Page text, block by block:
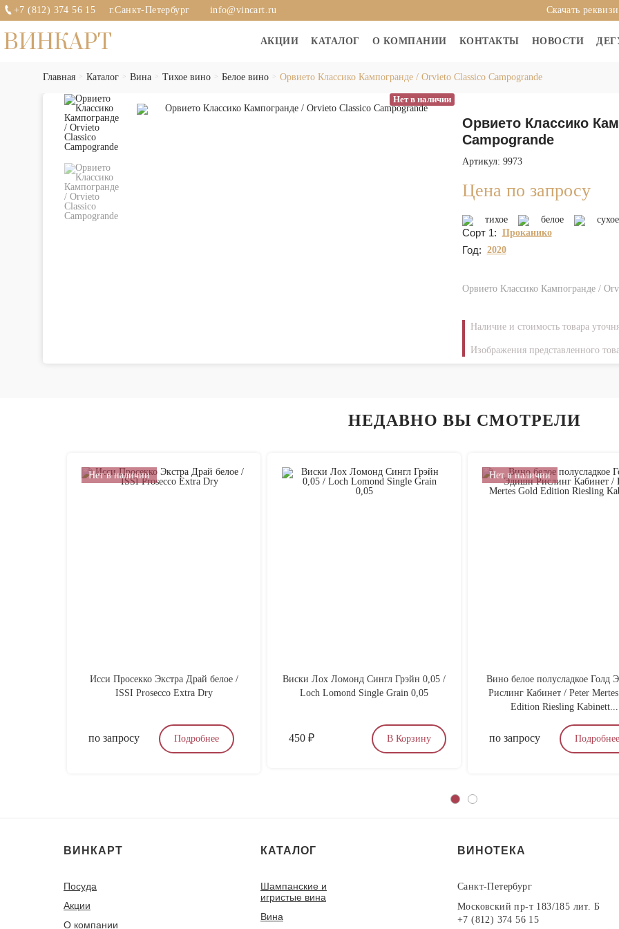
+7 (812) 374 56 15 г.Санкт-Петербург info@vincart.ru Скачать
ВИНКАРТ АКЦИИ КАТАЛОГ О КОМПАНИИ КОНТАКТЫ НОВОСТИ
Главная Каталог Вина Тихое вино Белое вино Орвието Классико Кампогранде / Orvieto Classico Campogrande
Нет в наличии
Орвието Классико
Campogrande
Артикул: 9973
Цена по запросу
тихое белое сухое
Сорт 1: Проканико
Год: 2020
Орвието Классико Кампогранде /
Наличие и стоимость товара
Изображения представленного
НЕДАВНО ВЫ СМОТРЕЛИ
Нет в наличии
Исси Просекко Экстра Драй белое /
ISSI Prosecco Extra Dry
по запросу Подробнее
Виски Лох Ломонд Сингл Грэйн 0,05 /
Loch Lomond Single Grain 0,05
450 ₽ В Корзину
Нет в наличии
Вино белое полусладкое Голд
Рислинг Кабинет / Peter
Edition Riesling Kabinett...
по запросу Подробнее
ВИНКАРТ
Посуда
Акции
О компании
КАТАЛОГ
Шампанские и
игристые вина
Вина
ВИНОТЕКА
Санкт-Петербург
Московский пр-т 183/185 лит. Б
+7 (812) 374 56 15